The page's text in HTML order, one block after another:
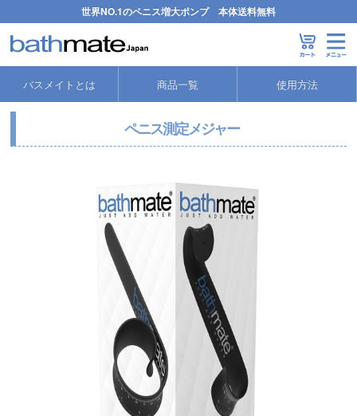
世界NO.1のペニス増大ポンプ 本体送料無料
バスメイトとは 商品一覧 使用方法
ペニス測定メジャー